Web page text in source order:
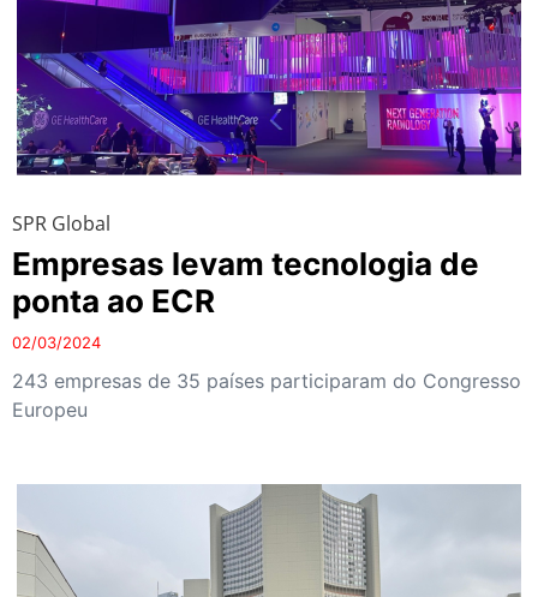
SPR Global
Empresas levam tecnologia de
ponta ao ECR
02/03/2024
243 empresas de 35 países participaram do Congresso
Europeu